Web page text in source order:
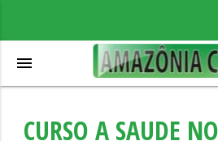
menu
CURSO A SAUDE